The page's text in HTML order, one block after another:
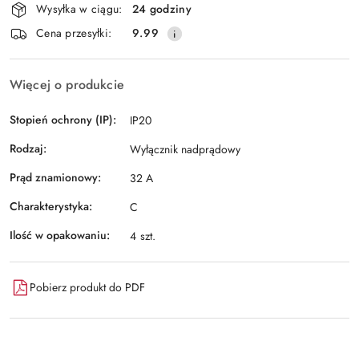
Wysyłka w ciągu:
24 godziny
Cena przesyłki:
9.99
Więcej o produkcie
Stopień ochrony (IP):
IP20
Rodzaj:
Wyłącznik nadprądowy
Prąd znamionowy:
32 A
Charakterystyka:
C
Ilość w opakowaniu:
4 szt.
Pobierz produkt do PDF